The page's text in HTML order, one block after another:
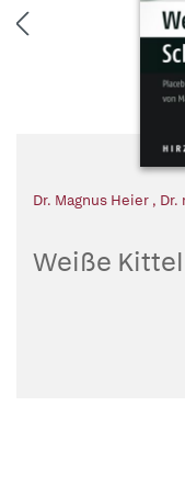
Dr. Magnus Heier , Dr.
Weiße